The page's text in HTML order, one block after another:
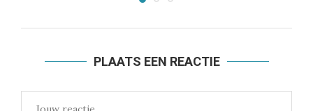
PLAATS EEN REACTIE